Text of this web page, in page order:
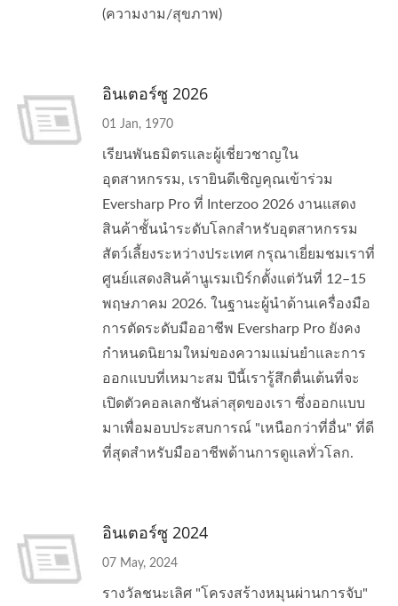
(ความงาม/สุขภาพ)
อินเตอร์ซู 2026
01 Jan, 1970
เรียนพันธมิตรและผู้เชี่ยวชาญใน
อุตสาหกรรม, เรายินดีเชิญคุณเข้าร่วม
Eversharp Pro ที่ Interzoo 2026 งานแสดง
สินค้าชั้นนำระดับโลกสำหรับอุตสาหกรรม
สัตว์เลี้ยงระหว่างประเทศ กรุณาเยี่ยมชมเราที่
ศูนย์แสดงสินค้านูเรมเบิร์กตั้งแต่วันที่ 12–15
พฤษภาคม 2026. ในฐานะผู้นำด้านเครื่องมือ
การตัดระดับมืออาชีพ Eversharp Pro ยังคง
กำหนดนิยามใหม่ของความแม่นยำและการ
ออกแบบที่เหมาะสม ปีนี้เรารู้สึกตื่นเต้นที่จะ
เปิดตัวคอลเลกชันล่าสุดของเรา ซึ่งออกแบบ
มาเพื่อมอบประสบการณ์ "เหนือกว่าที่อื่น" ที่ดี
ที่สุดสำหรับมืออาชีพด้านการดูแลทั่วโลก.
อินเตอร์ซู 2024
07 May, 2024
รางวัลชนะเลิศ "โครงสร้างหมุนผ่านการจับ"